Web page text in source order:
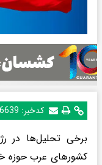
کدخبر:
برخی تحلیل‌ها در
کشورهای عرب حوزه